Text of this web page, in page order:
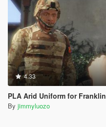
4.33
PLA Arid Uniform for Franklin
By jimmyluozo